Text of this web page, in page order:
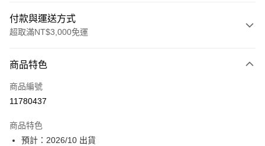
付款與運送方式
超取滿NT$3,000免運
信用卡一次付款
超商取貨付款
ATM付款
商品特色
商品編號
11780437
商品特色
預計：2026/10 出貨